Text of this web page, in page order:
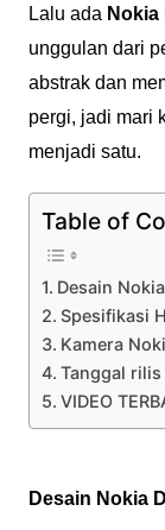
Lalu ada Nokia
unggulan dari
abstrak dan
pergi, jadi mari
menjadi satu.
Table of
Desain
Spesifikasi
Kamera
Tanggal rilis
VIDEO
Desain Nokia